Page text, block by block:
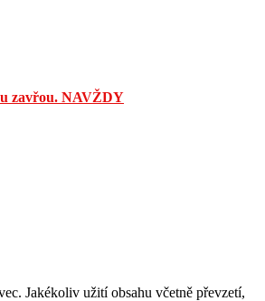
zavřou. NAVŽDY
Jakékoliv užití obsahu včetně převzetí,